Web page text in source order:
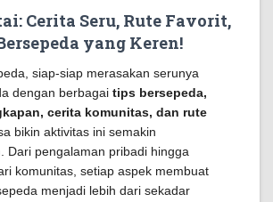
Cerita Seru, Rute Favorit,
yang Keren!
siap-siap merasakan serunya
dengan berbagai tips bersepeda,
cerita komunitas, dan rute
bikin aktivitas ini semakin
Dari pengalaman pribadi hingga
komunitas, setiap aspek membuat
menjadi lebih dari sekadar